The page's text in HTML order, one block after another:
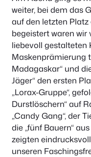
weiter, bei dem das
auf den letzten Platz
begeistert waren
liebevoll gestalteten
Maskenprämierung
Madagaskar“ und
Jäger“ den ersten
„Lorax-Gruppe“,
Durstlöschern“ auf
„Candy Gang“, der
die „fünf Bauern“
zeigten
unseren